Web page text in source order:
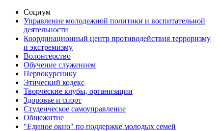
Социум
Управление молодежной политики и воспитательной
деятельности
Координационный центр противодействия терроризму
и экстремизму
Волонтерство
Обучение служением
Первокурснику
Этический кодекс
Творческие клубы, организации
Здоровье и спорт
Студенческое самоуправление
Общежитие
"Единое окно" по поддержке молодых семей